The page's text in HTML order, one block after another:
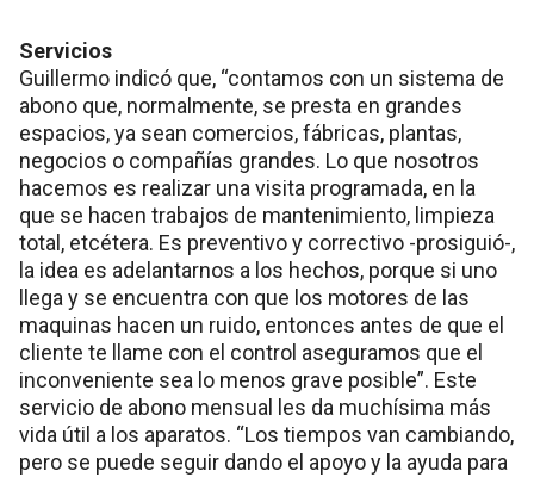
Servicios
Guillermo indicó que, “contamos con un sistema de
abono que, normalmente, se presta en grandes
espacios, ya sean comercios, fábricas, plantas,
negocios o compañías grandes. Lo que nosotros
hacemos es realizar una visita programada, en la
que se hacen trabajos de mantenimiento, limpieza
total, etcétera. Es preventivo y correctivo -prosiguió-,
la idea es adelantarnos a los hechos, porque si uno
llega y se encuentra con que los motores de las
maquinas hacen un ruido, entonces antes de que el
cliente te llame con el control aseguramos que el
inconveniente sea lo menos grave posible”. Este
servicio de abono mensual les da muchísima más
vida útil a los aparatos. “Los tiempos van cambiando,
pero se puede seguir dando el apoyo y la ayuda para